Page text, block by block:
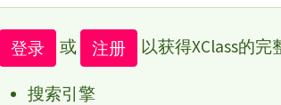
登录 或 注册 以获得XClass的完
搜索引擎